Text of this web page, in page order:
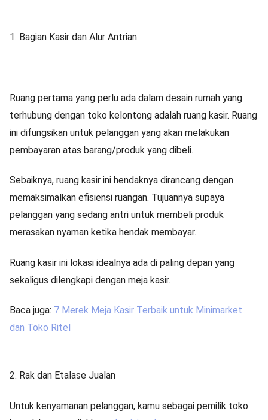
1. Bagian Kasir dan Alur Antrian
Ruang pertama yang perlu ada dalam desain rumah yang
terhubung dengan toko kelontong adalah ruang kasir. Ruang
ini difungsikan untuk pelanggan yang akan melakukan
pembayaran atas barang/produk yang dibeli.
Sebaiknya, ruang kasir ini hendaknya dirancang dengan
memaksimalkan efisiensi ruangan. Tujuannya supaya
pelanggan yang sedang antri untuk membeli produk
merasakan nyaman ketika hendak membayar.
Ruang kasir ini lokasi idealnya ada di paling depan yang
sekaligus dilengkapi dengan meja kasir.
Baca juga: 7 Merek Meja Kasir Terbaik untuk Minimarket
dan Toko Ritel
2. Rak dan Etalase Jualan
Untuk kenyamanan pelanggan, kamu sebagai pemilik toko